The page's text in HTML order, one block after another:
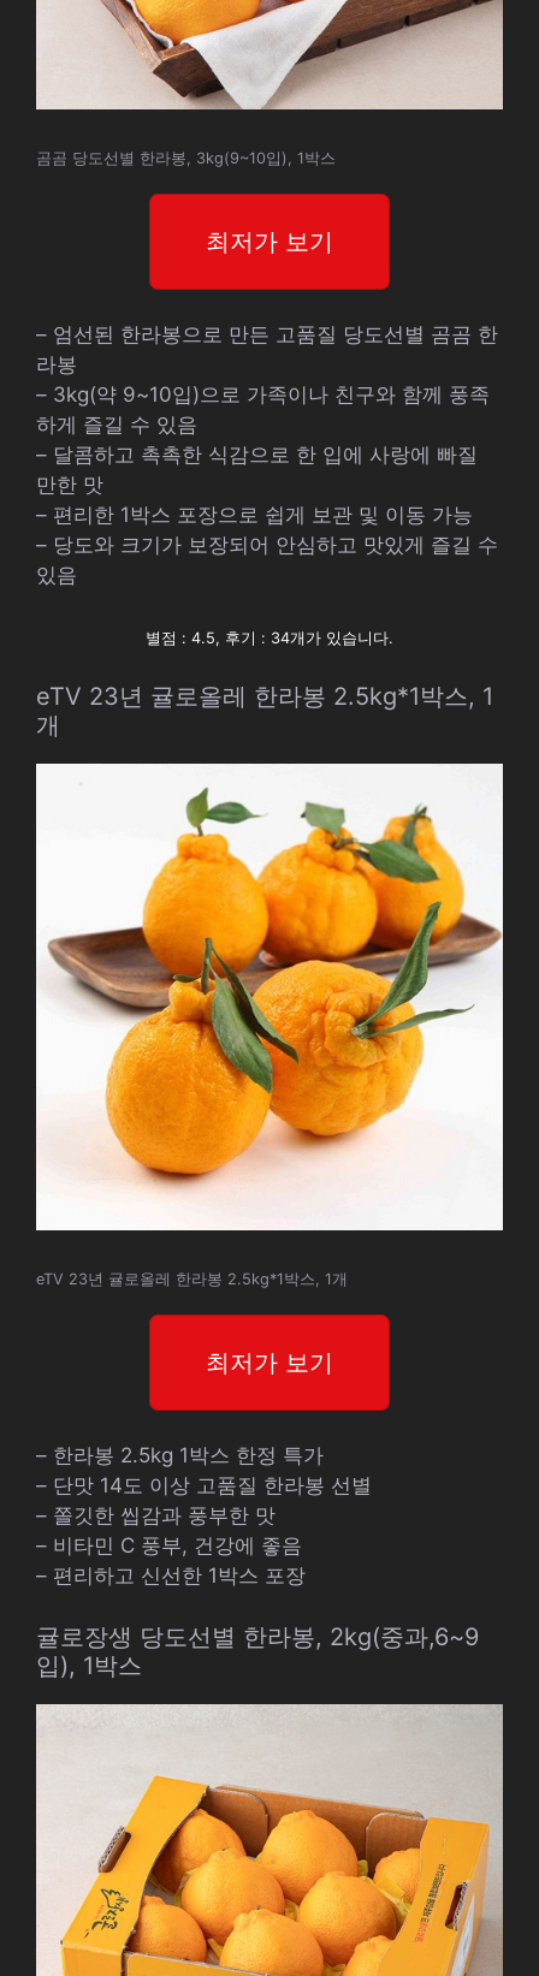
곰곰 당도선별 한라봉, 3kg(9~10입), 1박스
최저가 보기
– 엄선된 한라봉으로 만든 고품질 당도선별 곰곰 한
라봉
– 3kg(약 9~10입)으로 가족이나 친구와 함께 풍족
하게 즐길 수 있음
– 달콤하고 촉촉한 식감으로 한 입에 사랑에 빠질
만한 맛
– 편리한 1박스 포장으로 쉽게 보관 및 이동 가능
– 당도와 크기가 보장되어 안심하고 맛있게 즐길 수
있음
별점 : 4.5, 후기 : 34개가 있습니다.
eTV 23년 귤로올레 한라봉 2.5kg*1박스, 1
개
eTV 23년 귤로올레 한라봉 2.5kg*1박스, 1개
최저가 보기
– 한라봉 2.5kg 1박스 한정 특가
– 단맛 14도 이상 고품질 한라봉 선별
– 쫄깃한 씹감과 풍부한 맛
– 비타민 C 풍부, 건강에 좋음
– 편리하고 신선한 1박스 포장
귤로장생 당도선별 한라봉, 2kg(중과,6~9
입), 1박스